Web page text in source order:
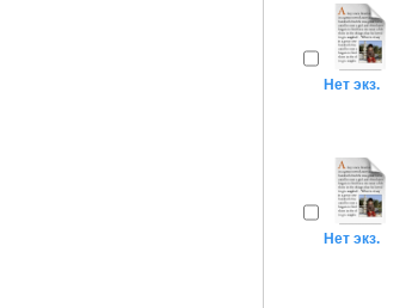
Нет экз.
Нет экз.